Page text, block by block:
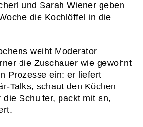
und Sarah Wiener geben
die Kochlöffel in die
weiht Moderator
die Zuschauer wie gewohnt
Prozesse ein: er liefert
Talks, schaut den Köchen
die Schulter, packt mit an,